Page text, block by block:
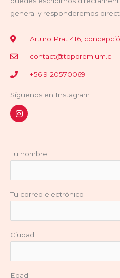
general y responderemos
Arturo Prat 416,
contact@toppremium.cl
+56 9 20570069
Síguenos en Instagram
I
n
s
r
a
Tu nombre
Tu correo electrónico
Ciudad
Edad